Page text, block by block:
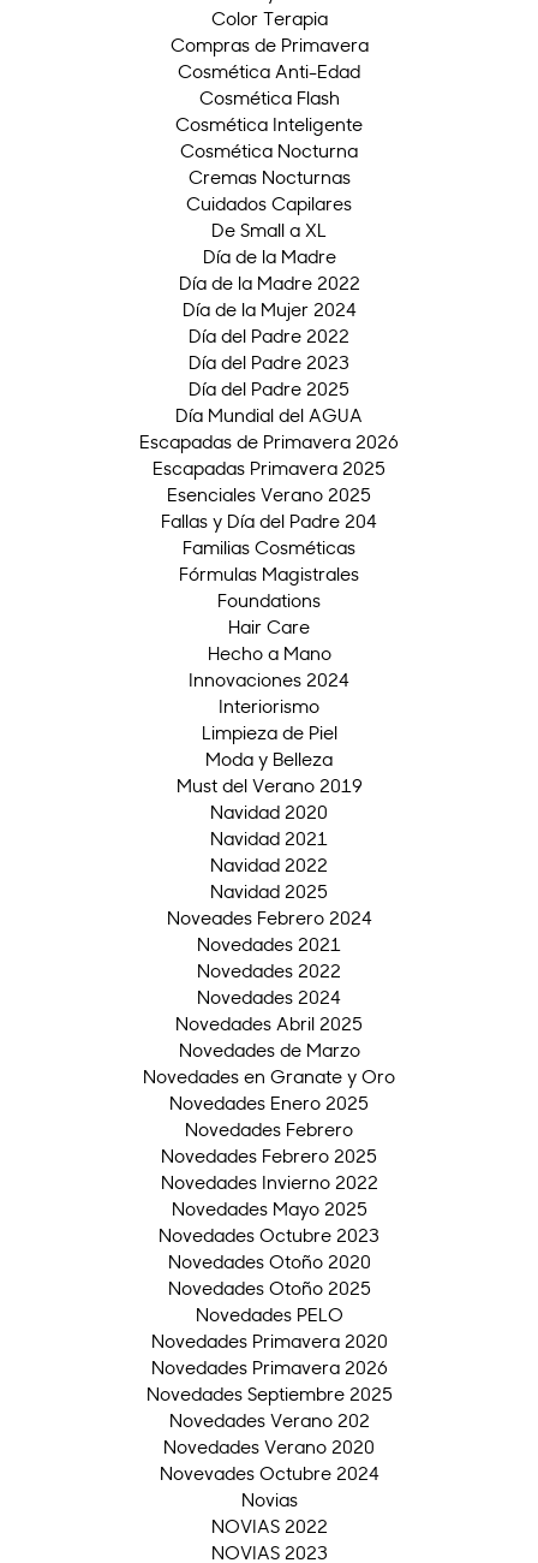
Color Terapia
Compras de Primavera
Cosmética Anti-Edad
Cosmética Flash
Cosmética Inteligente
Cosmética Nocturna
Cremas Nocturnas
Cuidados Capilares
De Small a XL
Día de la Madre
Día de la Madre 2022
Día de la Mujer 2024
Día del Padre 2022
Día del Padre 2023
Día del Padre 2025
Día Mundial del AGUA
Escapadas de Primavera 2026
Escapadas Primavera 2025
Esenciales Verano 2025
Fallas y Día del Padre 204
Familias Cosméticas
Fórmulas Magistrales
Foundations
Hair Care
Hecho a Mano
Innovaciones 2024
Interiorismo
Limpieza de Piel
Moda y Belleza
Must del Verano 2019
Navidad 2020
Navidad 2021
Navidad 2022
Navidad 2025
Noveades Febrero 2024
Novedades 2021
Novedades 2022
Novedades 2024
Novedades Abril 2025
Novedades de Marzo
Novedades en Granate y Oro
Novedades Enero 2025
Novedades Febrero
Novedades Febrero 2025
Novedades Invierno 2022
Novedades Mayo 2025
Novedades Octubre 2023
Novedades Otoño 2020
Novedades Otoño 2025
Novedades PELO
Novedades Primavera 2020
Novedades Primavera 2026
Novedades Septiembre 2025
Novedades Verano 202
Novedades Verano 2020
Novevades Octubre 2024
Novias
NOVIAS 2022
NOVIAS 2023